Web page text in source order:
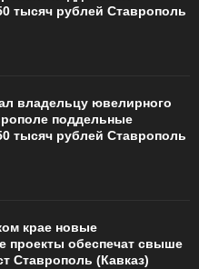
тысяч рублей Ставрополь
владельцу ювелирного
поддельные
тысяч рублей Ставрополь
крае новые
проекты обеспечат свыше
Ставрополь (Кавказ)